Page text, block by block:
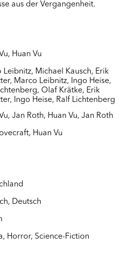
aus der Vergangenheit.
, Huan Vu
Leibnitz, Michael Kausch, Erik
, Marco Leibnitz, Ingo Heise,
, Olaf Krätke, Erik
, Ingo Heise, Ralf Lichtenberg
,Jan Roth, Huan Vu,Jan Roth
, Huan Vu
, Deutsch
, Horror, Science-Fiction